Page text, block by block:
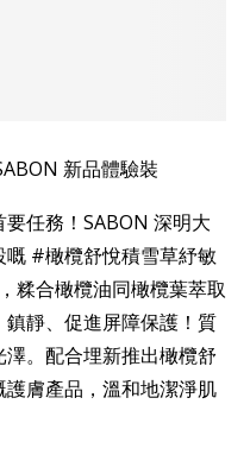
新品體驗裝
任務！SABON 深明大
#橄欖舒悅積雪草紓敏
糅合橄欖油同橄欖葉萃取
靜、促進屏障保護！質
。配合埋新推出橄欖舒
膚產品，溫和地潔淨肌